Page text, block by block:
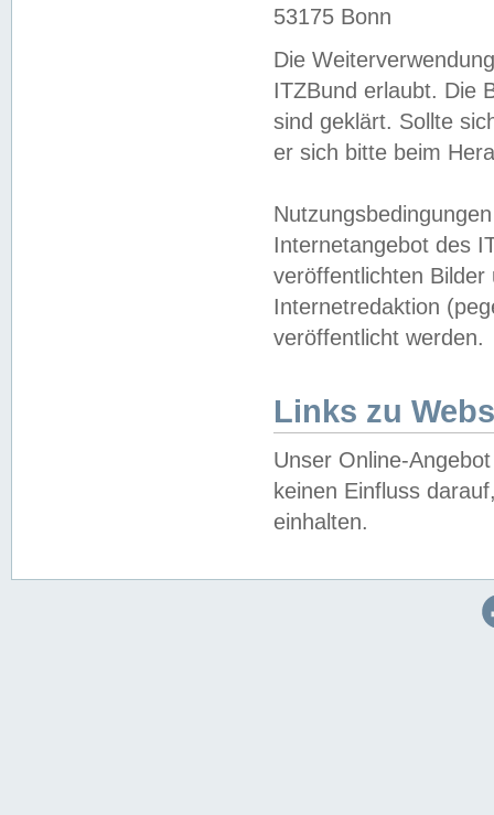
53175 Bonn
Die
ITZBund erlaubt. Die
sind geklärt. Sollte
er sich bitte beim
Internetangebot des
veröffentlichten
Internetredaktion
veröffentlicht werden.
Links zu
Unser Online-
keinen Einfluss
einhalten.